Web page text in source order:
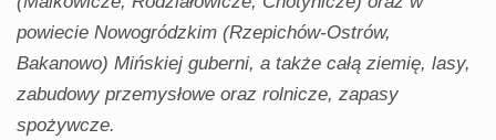
powiecie Nowogródzkim (Rzepichów-Ostrów,
Bakanowo) Mińskiej guberni, a także całą ziemię, lasy,
zabudowy przemysłowe oraz rolnicze, zapasy
spożywcze.